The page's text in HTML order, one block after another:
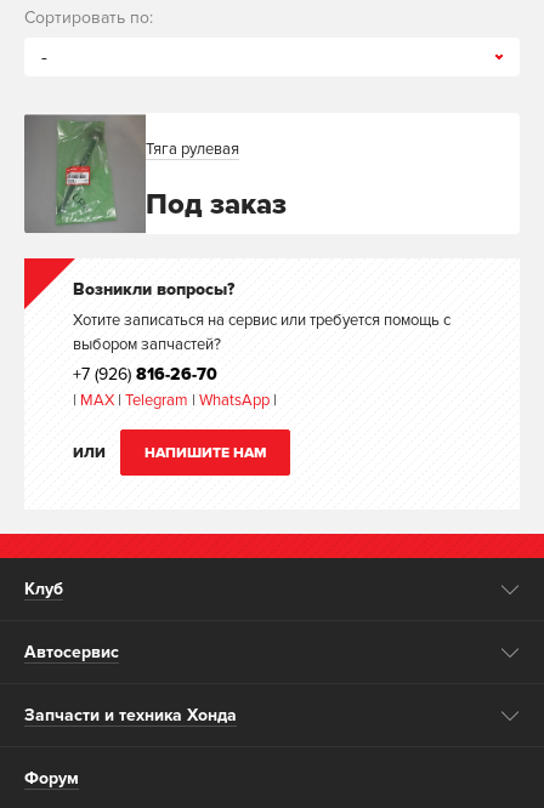
Сортировать по:
-
Тяга рулевая
Под заказ
Возникли вопросы?
Хотите записаться на сервис или требуется помощь с
выбором запчастей?
+7 (926) 816-26-70
| MAX | Telegram | WhatsApp |
ИЛИ НАПИШИТЕ НАМ
Клуб
Автосервис
Запчасти и техника Хонда
Форум